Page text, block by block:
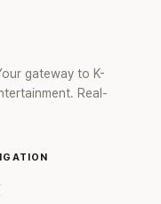
gateway to K-
Real-